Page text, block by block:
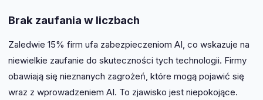
Brak zaufania w liczbach
Zaledwie 15% firm ufa zabezpieczeniom AI, co wskazuje na
niewielkie zaufanie do skuteczności tych technologii. Firmy
obawiają się nieznanych zagrożeń, które mogą pojawić się
wraz z wprowadzeniem AI. To zjawisko jest niepokojące.